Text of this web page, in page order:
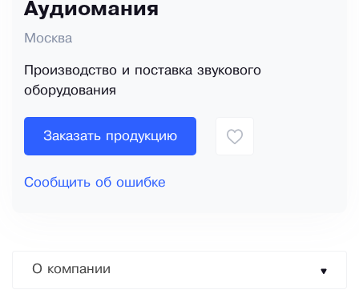
Аудиомания
Москва
Производство и поставка звукового
оборудования
Заказать продукцию
Сообщить об ошибке
О компании